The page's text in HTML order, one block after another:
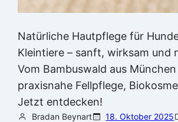
Natürliche Hautpflege für
Kleintiere – sanft, wirksam und
Vom Bambuswald aus
praxisnahe Fellpflege,
Jetzt entdecken!
Bradan Beynart 18. Oktober 2025